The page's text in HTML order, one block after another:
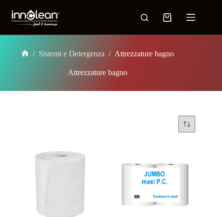
/ Sistemi e Detergenza / Attrezzature bagno
Attrezzature bagno